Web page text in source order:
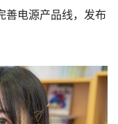
善电源产品线，发布